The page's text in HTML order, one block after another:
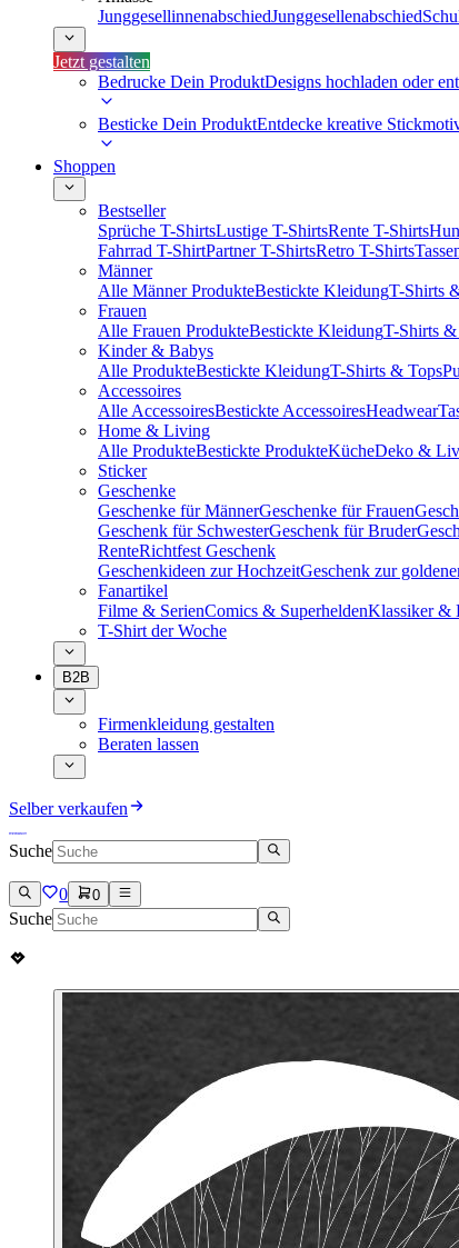
JunggesellinnenabschiedJunggesellenabschied
Jetzt gestalten
Bedrucke Dein ProduktDesigns hochladen oder
Besticke Dein ProduktEntdecke kreative
Shoppen
Bestseller
Sprüche T-ShirtsLustige T-ShirtsRente T-Shirts
Fahrrad T-ShirtPartner T-ShirtsRetro T-Shirts
Männer
Alle Männer ProdukteBestickte KleidungT-Shirts
Frauen
Alle Frauen ProdukteBestickte KleidungT-Shirts &
Kinder & Babys
Alle ProdukteBestickte KleidungT-Shirts & Tops
Accessoires
Alle AccessoiresBestickte AccessoiresHeadwear
Home & Living
Alle ProdukteBestickte ProdukteKücheDeko &
Sticker
Geschenke
Geschenke für MännerGeschenke für Frauen
Geschenk für SchwesterGeschenk für Bruder
RenteRichtfest Geschenk
Geschenkideen zur HochzeitGeschenk zur
Fanartikel
Filme & SerienComics & SuperheldenKlassiker &
T-Shirt der Woche
B2B
Firmenkleidung gestalten
Beraten lassen
Selber verkaufen
Suche
0 0
Suche